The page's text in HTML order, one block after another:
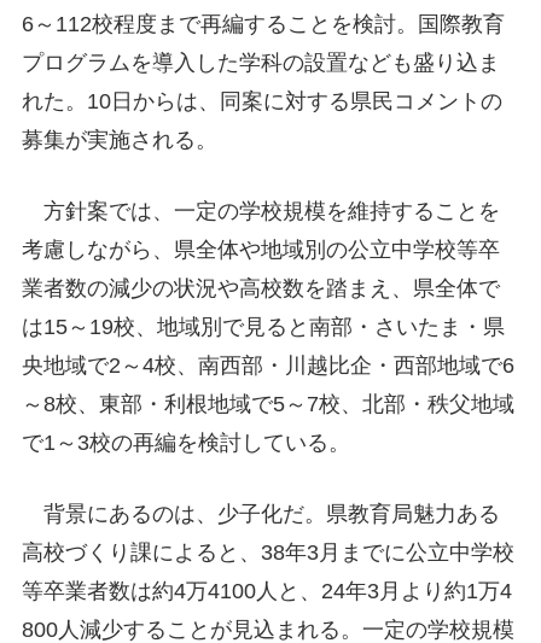
6～112校程度まで再編することを検討。国際教育
プログラムを導入した学科の設置なども盛り込ま
れた。10日からは、同案に対する県民コメントの
募集が実施される。
方針案では、一定の学校規模を維持することを
考慮しながら、県全体や地域別の公立中学校等卒
業者数の減少の状況や高校数を踏まえ、県全体で
は15～19校、地域別で見ると南部・さいたま・県
央地域で2～4校、南西部・川越比企・西部地域で6
～8校、東部・利根地域で5～7校、北部・秩父地域
で1～3校の再編を検討している。
背景にあるのは、少子化だ。県教育局魅力ある
高校づくり課によると、38年3月までに公立中学校
等卒業者数は約4万4100人と、24年3月より約1万4
800人減少することが見込まれる。一定の学校規模